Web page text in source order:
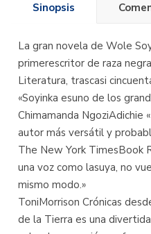
Sinopsis
La gran novela de Wole
primerescritor de raza
Literatura, trascasi
«Soyinka esuno de los
Chimamanda NgoziAdichie
autor más versátil y
The New York TimesBook
una voz como lasuya, no
mismo modo.»
ToniMorrison Crónicas
de la Tierra es una